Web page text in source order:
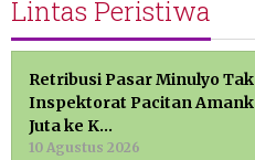
Lintas Peristiwa
Retribusi Pasar Minulyo
Inspektorat Pacitan
Juta ke K…
10 Agustus 2026